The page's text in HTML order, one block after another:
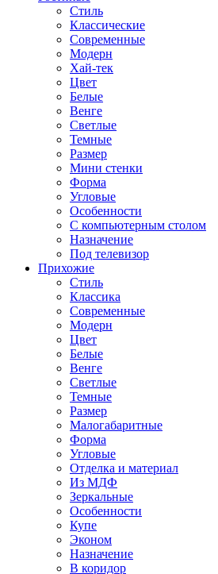
Стиль
Классические
Современные
Модерн
Хай-тек
Цвет
Белые
Венге
Светлые
Темные
Размер
Мини стенки
Форма
Угловые
Особенности
С компьютерным столом
Назначение
Под телевизор
Прихожие
Стиль
Классика
Современные
Модерн
Цвет
Белые
Венге
Светлые
Темные
Размер
Малогабаритные
Форма
Угловые
Отделка и материал
Из МДФ
Зеркальные
Особенности
Купе
Эконом
Назначение
В коридор